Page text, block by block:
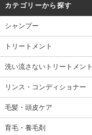
カテゴリーから探す
シャンプー
トリートメント
洗い流さないトリートメント
リンス・コンディショナー
毛髪・頭皮ケア
育毛・養毛剤